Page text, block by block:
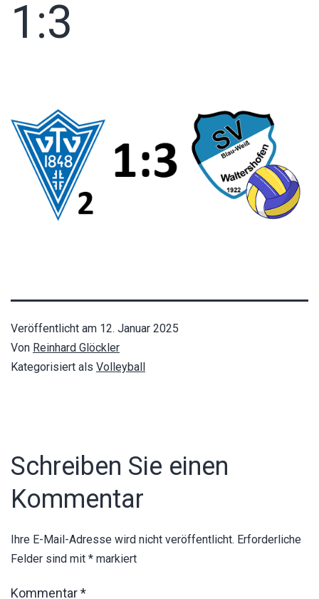
1:3
Veröffentlicht am 12. Januar 2025
Von Reinhard Glöckler
Kategorisiert als Volleyball
Schreiben Sie einen
Kommentar
Ihre E-Mail-Adresse wird nicht veröffentlicht. Erforderliche
Felder sind mit * markiert
Kommentar*